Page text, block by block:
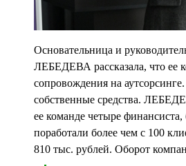
Основательница и
ЛЕБЕДЕВА рассказала, что ее
сопровождения на
собственные средства.
ее команде четыре
поработали более чем с 100
810 тыс. рублей. Оборот